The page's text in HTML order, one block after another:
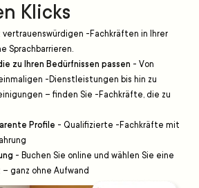
Klicks
-Fachkräften in Ihrer
Sprachbarrieren.
zu Ihren Bedürfnissen passen - Von
-Dienstleistungen bis hin zu
– finden Sie -Fachkräfte, die zu
Profile - Qualifizierte -Fachkräfte mit
- Buchen Sie online und wählen Sie eine
ganz ohne Aufwand